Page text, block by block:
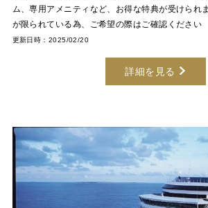
ム、専用アメニティなど、お得な特典が受けられ
が限られている為、ご希望の際はご確認ください
更新日時：2025/02/20
詳細を見る